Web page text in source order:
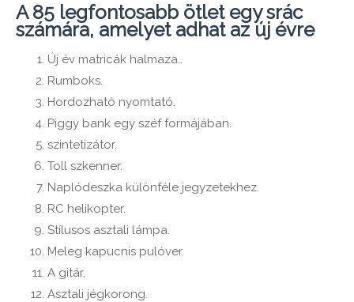
A 85 legfontosabb ötlet egy srác
számára, amelyet adhat az új évre
Új év matricák halmaza..
Rumboks.
Hordozható nyomtató.
Piggy bank egy széf formájában.
szintetizátor.
Toll szkenner.
Naplódeszka különféle jegyzetekhez.
RC helikopter.
Stílusos asztali lámpa.
Meleg kapucnis pulóver.
A gitár.
Asztali jégkorong.